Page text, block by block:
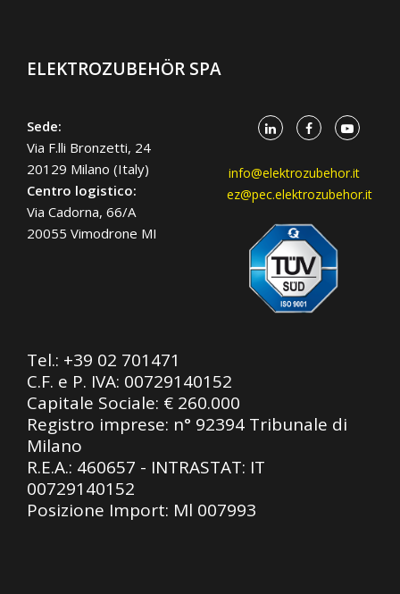
ELEKTROZUBEHÖR SPA
Sede:
Via F.lli Bronzetti, 24
20129 Milano (Italy)
Centro logistico:
Via Cadorna, 66/A
20055 Vimodrone MI
info@elektrozubehor.it
ez@pec.elektrozubehor.it
Tel.: +39 02 701471
C.F. e P. IVA: 00729140152
Capitale Sociale: € 260.000
Registro imprese: n° 92394 Tribunale di
Milano
R.E.A.: 460657 - INTRASTAT: IT
00729140152
Posizione Import: Ml 007993